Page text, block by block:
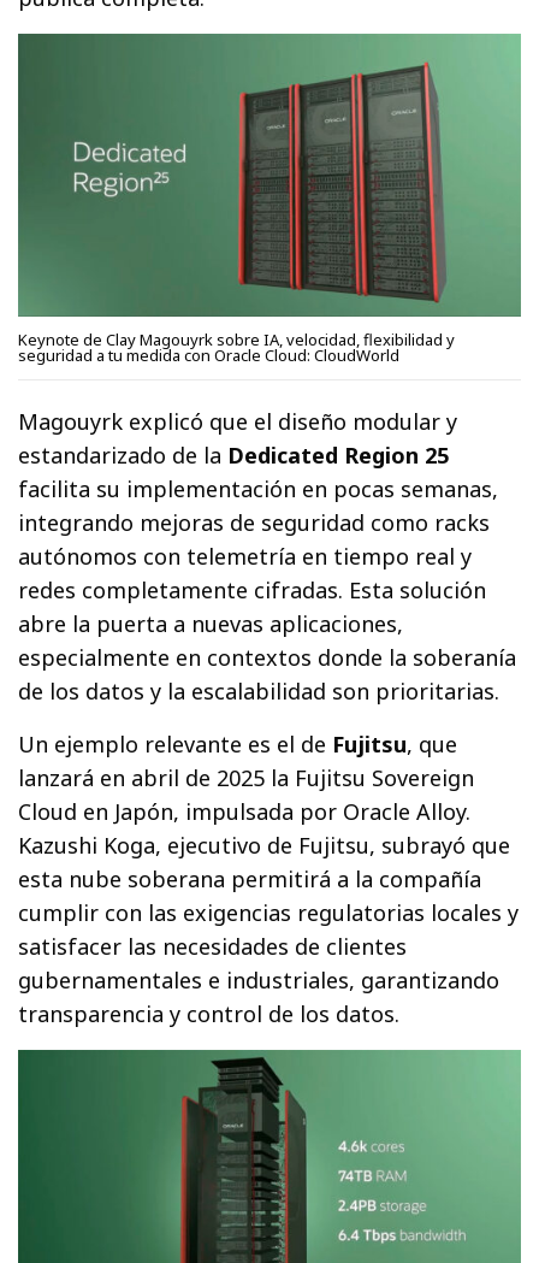
Keynote de Clay Magouyrk sobre IA, velocidad, flexibilidad y
seguridad a tu medida con Oracle Cloud: CloudWorld
Magouyrk explicó que el diseño modular y
estandarizado de la Dedicated Region 25
facilita su implementación en pocas semanas,
integrando mejoras de seguridad como racks
autónomos con telemetría en tiempo real y
redes completamente cifradas. Esta solución
abre la puerta a nuevas aplicaciones,
especialmente en contextos donde la soberanía
de los datos y la escalabilidad son prioritarias.
Un ejemplo relevante es el de Fujitsu, que
lanzará en abril de 2025 la Fujitsu Sovereign
Cloud en Japón, impulsada por Oracle Alloy.
Kazushi Koga, ejecutivo de Fujitsu, subrayó que
esta nube soberana permitirá a la compañía
cumplir con las exigencias regulatorias locales y
satisfacer las necesidades de clientes
gubernamentales e industriales, garantizando
transparencia y control de los datos.